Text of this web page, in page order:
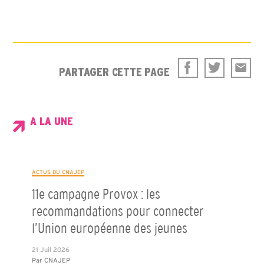
PARTAGER CETTE PAGE
A LA UNE
ACTUS DU CNAJEP
11e campagne Provox : les
recommandations pour connecter
l’Union européenne des jeunes
21 Juil 2026
Par CNAJEP